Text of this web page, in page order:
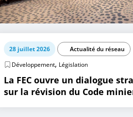
28 juillet 2026
Actualité du réseau
Développement, Législation
La FEC ouvre un dialogue
sur la révision du Code